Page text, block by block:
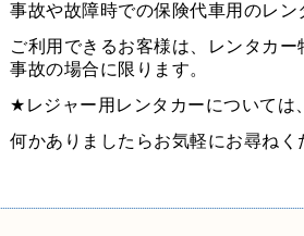
事故や故障時での保険代車用のレン
ご利用できるお客様は、レンタカ
事故の場合に限ります。
★ レジャー用レンタカーについては
何かありましたらお気軽にお尋ねく